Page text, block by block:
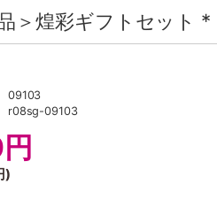
＞煌彩ギフトセット *
09103
r08sg-09103
)